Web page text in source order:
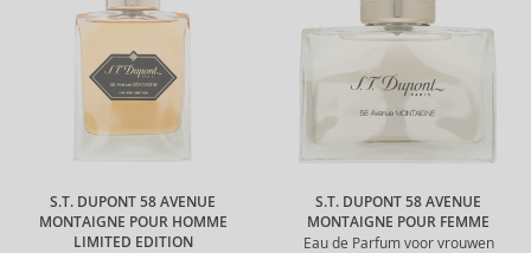
S.T. DUPONT 58 AVENUE
MONTAIGNE POUR HOMME
LIMITED EDITION
S.T. DUPONT 58 AVENUE
MONTAIGNE POUR FEMME
Eau de Parfum voor vrouwen